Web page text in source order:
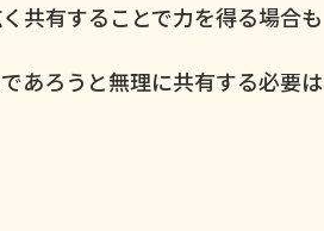
共有することで力を得る場合も
あろうと無理に共有する必要は